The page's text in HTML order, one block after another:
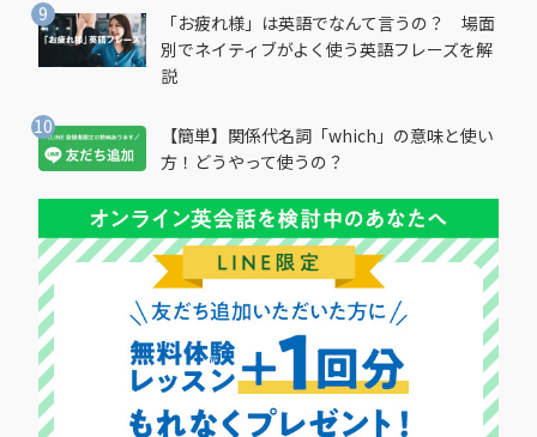
「お疲れ様」は英語でなんて言うの？ 場面
別でネイティブがよく使う英語フレーズを解
説
【簡単】関係代名詞「which」の意味と使い
方！どうやって使うの？